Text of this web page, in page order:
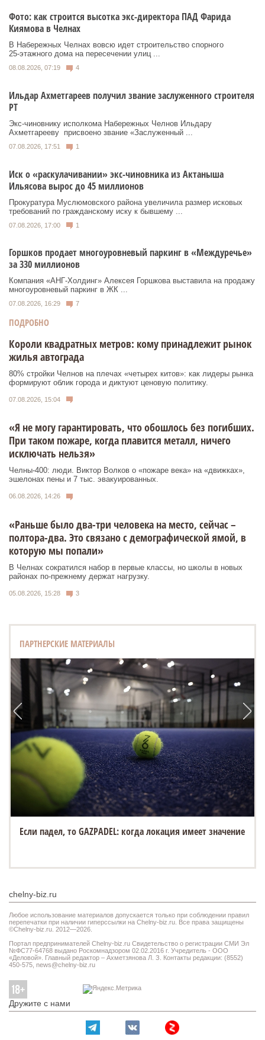
Фото: как строится высотка экс-директора ПАД Фарида
Киямова в Челнах
В Набережных Челнах вовсю идет строительство спорного
25‑этажного дома на пересечении улиц ...
08.08.2026, 07:19 4
Ильдар Ахметгареев получил звание заслуженного строителя
РТ
Экс‑чиновнику исполкома Набережных Челнов Ильдару
Ахметгарееву присвоено звание «Заслуженный ...
07.08.2026, 17:51 1
Иск о «раскулачивании» экс-чиновника из Актаныша
Ильясова вырос до 45 миллионов
Прокуратура Муслюмовского района увеличила размер исковых
требований по гражданскому иску к бывшему ...
07.08.2026, 17:00 1
Горшков продает многоуровневый паркинг в «Междуречье»
за 330 миллионов
Компания «АНГ-Холдинг» Алексея Горшкова выставила на продажу
многоуровневый паркинг в ЖК ...
07.08.2026, 16:29 7
ПОДРОБНО
Короли квадратных метров: кому принадлежит рынок
жилья автограда
80% стройки Челнов на плечах «четырех китов»: как лидеры рынка
формируют облик города и диктуют ценовую политику.
07.08.2026, 15:04
«Я не могу гарантировать, что обошлось без погибших.
При таком пожаре, когда плавится металл, ничего
исключать нельзя»
Челны-400: люди. Виктор Волков о «пожаре века» на «движках»,
эшелонах пены и 7 тыс. эвакуированных.
06.08.2026, 14:26
«Раньше было два-три человека на место, сейчас –
полтора-два. Это связано с демографической ямой, в
которую мы попали»
В Челнах сократился набор в первые классы, но школы в новых
районах по-прежнему держат нагрузку.
05.08.2026, 15:28 3
ПАРТНЕРСКИЕ МАТЕРИАЛЫ
Если падел, то GAZPADEL: когда локация имеет значение
chelny-biz.ru
Любое использование материалов допускается только при соблюдении правил
перепечатки при наличии гиперссылки на Chelny-biz.ru. Все права защищены
©Chelny-biz.ru. 2012—2026.
Портал предпринимателей Chelny-biz.ru Свидетельство о регистрации СМИ Эл
№ФС77-64768 выдано Роскомнадзором 02.02.2016 г. Учредитель - ООО
«Деловой». Главный редактор – Ахметзянова Л. З. Контакты редакции: (8552)
450-575, news@chelny-biz.ru
Дружите с нами